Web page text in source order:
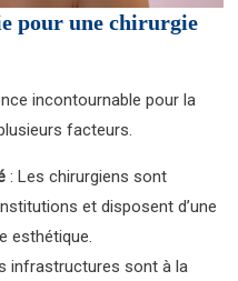
pour une chirurgie
incontournable pour la
facteurs.
: Les chirurgiens sont
et disposent d’une
esthétique.
infrastructures sont à la